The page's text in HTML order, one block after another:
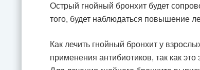
Острый гнойный бронхит будет
того, будет наблюдаться повышение
Как лечить гнойный бронхит у
применения антибиотиков, так как